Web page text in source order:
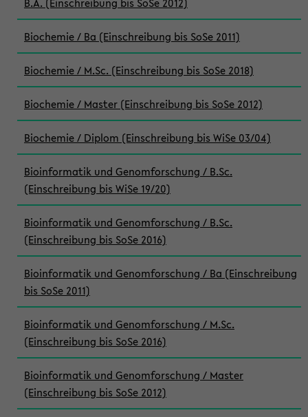
Biochemie / Ba (Einschreibung bis SoSe 2011)
Biochemie / M.Sc. (Einschreibung bis SoSe 2018)
Biochemie / Master (Einschreibung bis SoSe 2012)
Biochemie / Diplom (Einschreibung bis WiSe 03/04)
Bioinformatik und Genomforschung / B.Sc.
(Einschreibung bis WiSe 19/20)
Bioinformatik und Genomforschung / B.Sc.
(Einschreibung bis SoSe 2016)
Bioinformatik und Genomforschung / Ba (Einschreibung
bis SoSe 2011)
Bioinformatik und Genomforschung / M.Sc.
(Einschreibung bis SoSe 2016)
Bioinformatik und Genomforschung / Master
(Einschreibung bis SoSe 2012)